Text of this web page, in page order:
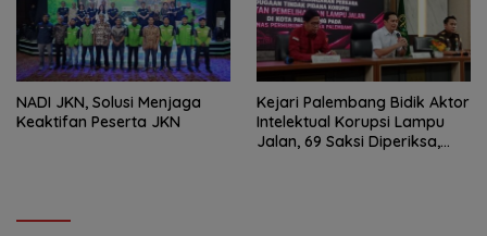
NADI JKN, Solusi Menjaga
Keaktifan Peserta JKN
Kejari Palembang Bidik Aktor
Intelektual Korupsi Lampu
Jalan, 69 Saksi Diperiksa,